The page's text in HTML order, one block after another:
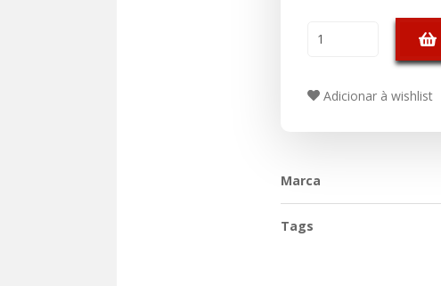
Adicionar à wishlist
Marca
Tags